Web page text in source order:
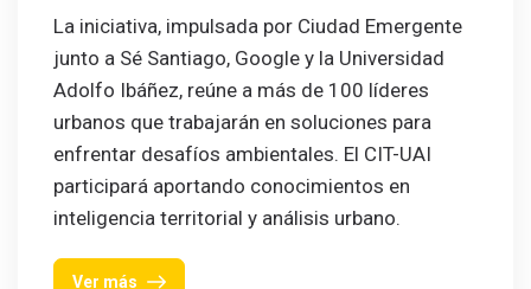
La iniciativa, impulsada por Ciudad Emergente
junto a Sé Santiago, Google y la Universidad
Adolfo Ibáñez, reúne a más de 100 líderes
urbanos que trabajarán en soluciones para
enfrentar desafíos ambientales. El CIT-UAI
participará aportando conocimientos en
inteligencia territorial y análisis urbano.
Ver más